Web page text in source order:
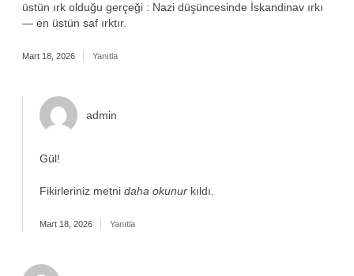
üstün ırk olduğu gerçeği : Nazi düşüncesinde İskandinav ırkı
— en üstün saf ırktır.
Mart 18, 2026 Yanıtla
admin
Gül!
Fikirleriniz metni daha okunur kıldı.
Mart 18, 2026 Yanıtla